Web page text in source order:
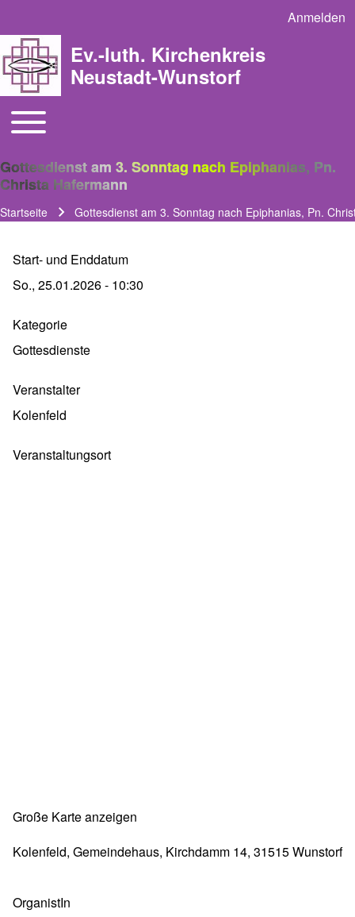
User
Anmelden
Ev.-luth. Kirchenkreis
Neustadt-Wunstorf
Main navigation
Toggle main menu
Gottesdienst am 3. Sonntag nach Epiphanias, Pn.
Christa Hafermann
Pfadnavigation
Startseite Gottesdienst am 3. Sonntag nach Epiphanias, Pn.
Start- und Enddatum
So., 25.01.2026 - 10:30
Kategorie
Gottesdienste
Veranstalter
Kolenfeld
Veranstaltungsort
Große Karte anzeigen
Kolenfeld, Gemeindehaus, Kirchdamm 14, 31515 Wunstorf
OrganistIn